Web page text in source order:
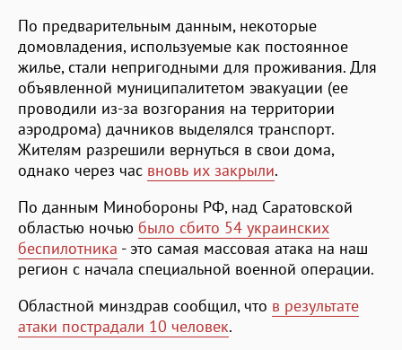
По предварительным данным, некоторые
домовладения, используемые как постоянное
жилье, стали непригодными для проживания. Для
объявленной муниципалитетом эвакуации (ее
проводили из-за возгорания на территории
аэродрома) дачников выделялся транспорт.
Жителям разрешили вернуться в свои дома,
однако через час вновь их закрыли.
По данным Минобороны РФ, над Саратовской
областью ночью было сбито 54 украинских
беспилотника - это самая массовая атака на наш
регион с начала специальной военной операции.
Областной минздрав сообщил, что в результате
атаки пострадали 10 человек.